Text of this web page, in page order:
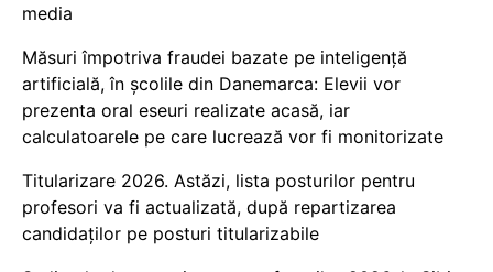
media
Măsuri împotriva fraudei bazate pe inteligență
artificială, în școlile din Danemarca: Elevii vor
prezenta oral eseuri realizate acasă, iar
calculatoarele pe care lucrează vor fi monitorizate
Titularizare 2026. Astăzi, lista posturilor pentru
profesori va fi actualizată, după repartizarea
candidaților pe posturi titularizabile